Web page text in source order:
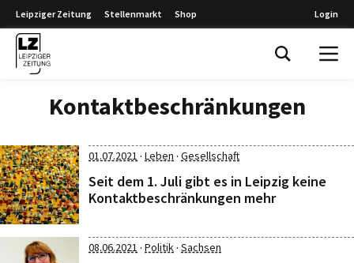
Leipziger Zeitung Stellenmarkt Shop Login
Kontaktbeschränkungen
01.07.2021 · Leben · Gesellschaft
Seit dem 1. Juli gibt es in Leipzig keine
Kontaktbeschränkungen mehr
08.06.2021 · Politik· Sachsen